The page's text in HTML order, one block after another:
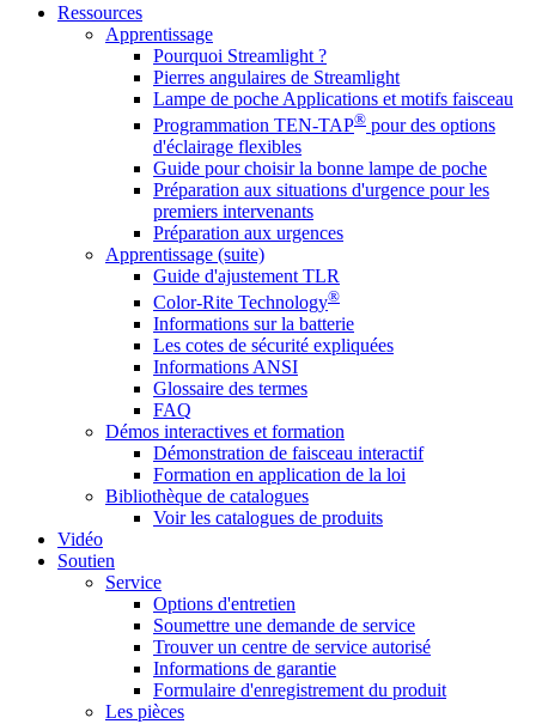
Ressources
Apprentissage
Pourquoi Streamlight ?
Pierres angulaires de Streamlight
Lampe de poche Applications et motifs faisceau
Programmation TEN-TAP® pour des options
d'éclairage flexibles
Guide pour choisir la bonne lampe de poche
Préparation aux situations d'urgence pour les
premiers intervenants
Préparation aux urgences
Apprentissage (suite)
Guide d'ajustement TLR
Color-Rite Technology®
Informations sur la batterie
Les cotes de sécurité expliquées
Informations ANSI
Glossaire des termes
FAQ
Démos interactives et formation
Démonstration de faisceau interactif
Formation en application de la loi
Bibliothèque de catalogues
Voir les catalogues de produits
Vidéo
Soutien
Service
Options d'entretien
Soumettre une demande de service
Trouver un centre de service autorisé
Informations de garantie
Formulaire d'enregistrement du produit
Les pièces